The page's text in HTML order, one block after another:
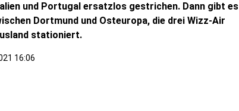
und Portugal ersatzlos gestrichen. Dann gibt es
Dortmund und Osteuropa, die drei Wizz-Air
stationiert.
16:06